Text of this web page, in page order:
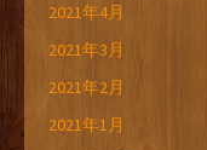
2021年4月
2021年3月
2021年2月
2021年1月